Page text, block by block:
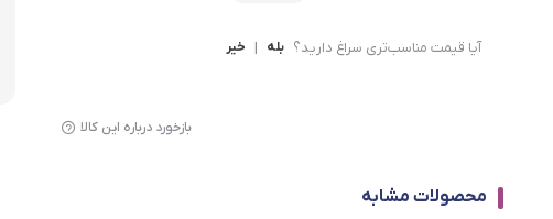
آیا قیمت مناسب‌تری سراغ دارید؟ بله | خیر
بازخورد درباره این کالا
محصولات مشابه